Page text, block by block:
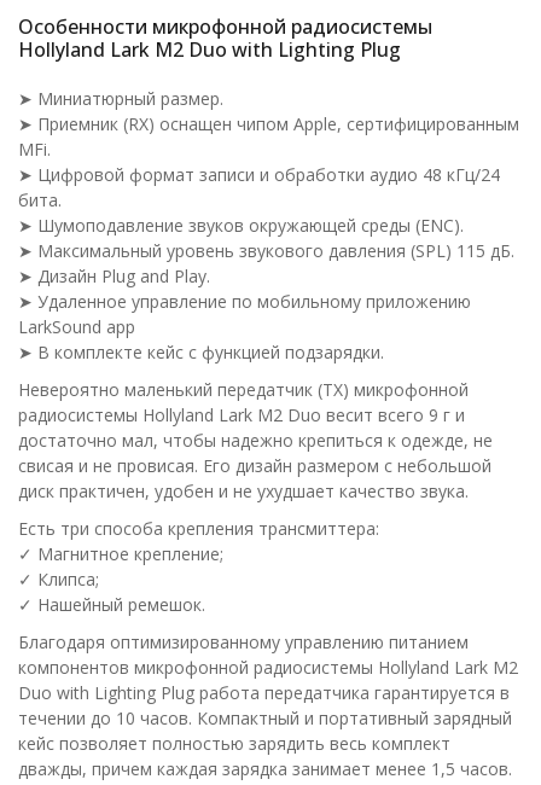
Особенности микрофонной радиосистемы
Hollyland Lark M2 Duo with Lighting Plug
➤ Миниатюрный размер.
➤ Приемник (RX) оснащен чипом Apple, сертифицированным
MFi.
➤ Цифровой формат записи и обработки аудио 48 кГц/24
бита.
➤ Шумоподавление звуков окружающей среды (ENC).
➤ Максимальный уровень звукового давления (SPL) 115 дБ.
➤ Дизайн Plug and Play.
➤ Удаленное управление по мобильному приложению
LarkSound app
➤ В комплекте кейс с функцией подзарядки.
Невероятно маленький передатчик (TX) микрофонной
радиосистемы Hollyland Lark M2 Duo весит всего 9 г и
достаточно мал, чтобы надежно крепиться к одежде, не
свисая и не провисая. Его дизайн размером с небольшой
диск практичен, удобен и не ухудшает качество звука.
Есть три способа крепления трансмиттера:
✓ Магнитное крепление;
✓ Клипса;
✓ Нашейный ремешок.
Благодаря оптимизированному управлению питанием
компонентов микрофонной радиосистемы Hollyland Lark M2
Duo with Lighting Plug работа передатчика гарантируется в
течении до 10 часов. Компактный и портативный зарядный
кейс позволяет полностью зарядить весь комплект
дважды, причем каждая зарядка занимает менее 1,5 часов.